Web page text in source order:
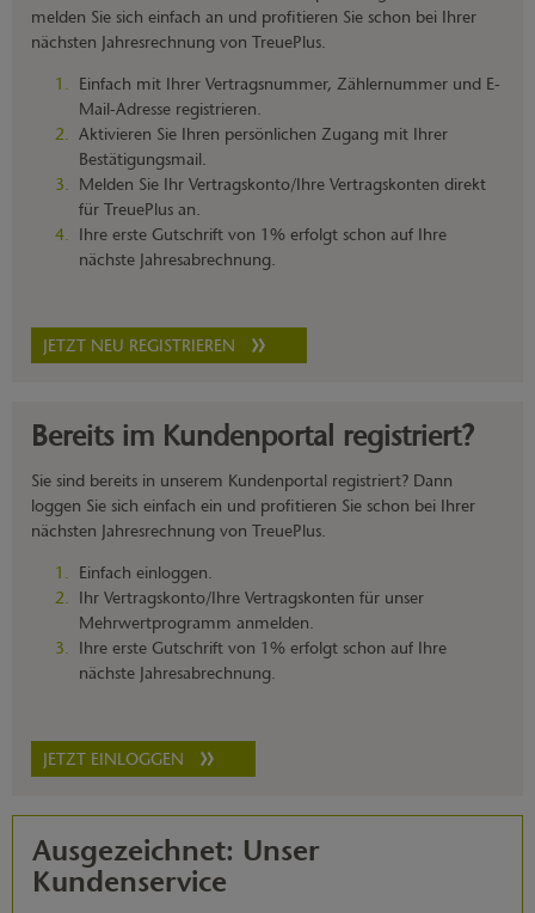
melden Sie sich einfach an und profitieren Sie schon bei Ihrer
nächsten Jahresrechnung von TreuePlus.
Einfach mit Ihrer Vertragsnummer, Zählernummer und E-
Mail-Adresse registrieren.
Aktivieren Sie Ihren persönlichen Zugang mit Ihrer
Bestätigungsmail.
Melden Sie Ihr Vertragskonto/Ihre Vertragskonten direkt
für TreuePlus an.
Ihre erste Gutschrift von 1% erfolgt schon auf Ihre
nächste Jahresabrechnung.
JETZT NEU REGISTRIEREN
Bereits im Kundenportal registriert?
Sie sind bereits in unserem Kundenportal registriert? Dann
loggen Sie sich einfach ein und profitieren Sie schon bei Ihrer
nächsten Jahresrechnung von TreuePlus.
Einfach einloggen.
Ihr Vertragskonto/Ihre Vertragskonten für unser
Mehrwertprogramm anmelden.
Ihre erste Gutschrift von 1% erfolgt schon auf Ihre
nächste Jahresabrechnung.
JETZT EINLOGGEN
Ausgezeichnet: Unser
Kundenservice